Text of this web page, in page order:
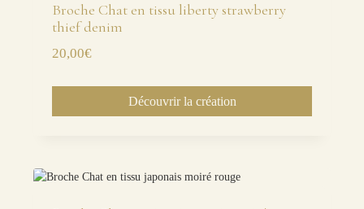
Broche Chat en tissu liberty strawberry
thief denim
20,00€
Découvrir la création